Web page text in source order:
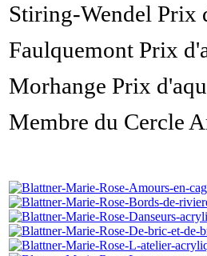
Stiring-Wendel Prix
Faulquemont Prix
Morhange Prix
Membre du Cercle